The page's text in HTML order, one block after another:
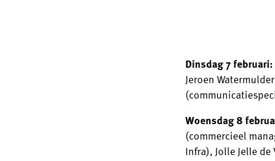
Dinsdag 7 februari:
Jeroen
Woensdag 8
(commercieel
Infra), Jolle Jelle